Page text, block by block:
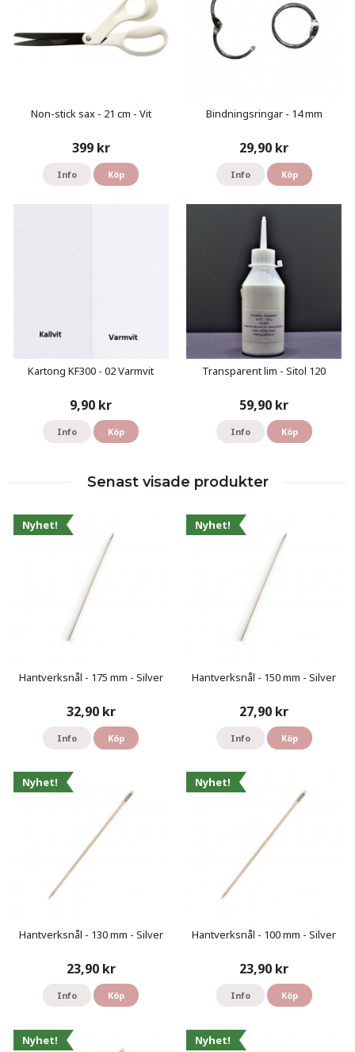
Non-stick sax - 21 cm - Vit
399 kr
Info Köp
Bindningsringar - 14 mm
29,90 kr
Info Köp
Kartong KF300 - 02 Varmvit
9,90 kr
Info Köp
Transparent lim - Sitol 120
59,90 kr
Info Köp
Senast visade produkter
Nyhet!
Hantverksnål - 175 mm - Silver
32,90 kr
Info Köp
Nyhet!
Hantverksnål - 150 mm - Silver
27,90 kr
Info Köp
Nyhet!
Hantverksnål - 130 mm - Silver
23,90 kr
Info Köp
Nyhet!
Hantverksnål - 100 mm - Silver
23,90 kr
Info Köp
Nyhet! Nyhet!